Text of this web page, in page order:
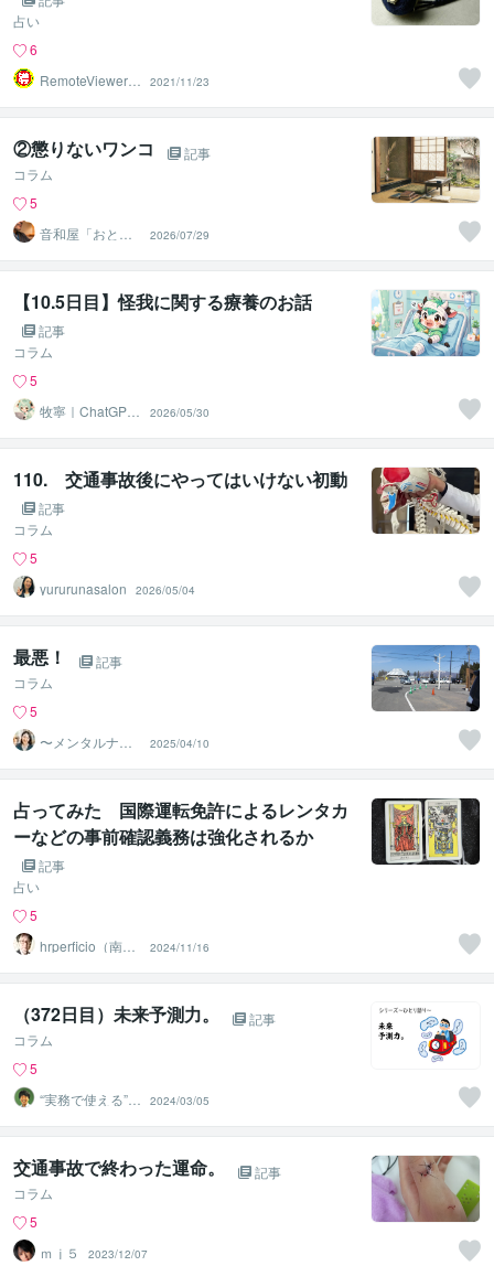
占い
6
RemoteViewer導
2021/11/23
②懲りないワンコ
記事
コラム
5
音和屋「おとな
ぎや」言和「こ
となぎ」
2026/07/29
【10.5日目】怪我に関する療養のお話
記事
コラム
5
牧寧｜ChatGPT
初心者サポート
2026/05/30
110. 交通事故後にやってはいけない初動
記事
コラム
5
yururunasalon
2026/05/04
最悪！
記事
コラム
5
〜メンタルナー
ス〜よしこ❤️
2025/04/10
占ってみた 国際運転免許によるレンタカ
ーなどの事前確認義務は強化されるか
記事
占い
5
hrperficio（南仙
台の父）
2024/11/16
（372日目）未来予測力。
記事
コラム
5
“実務で使える”改
善パートナー／
かめきち
2024/03/05
交通事故で終わった運命。
記事
コラム
5
ｍｊ５
2023/12/07